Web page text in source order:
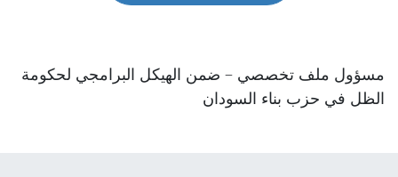
مسؤول ملف تخصصي – ضمن الهيكل البرامجي لحكومة
الظل في حزب بناء السودان